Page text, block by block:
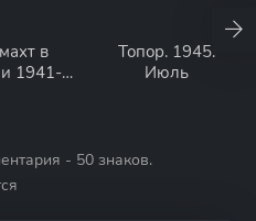
в
1941-
Топор. 1945.
Июль
- 50 знаков.